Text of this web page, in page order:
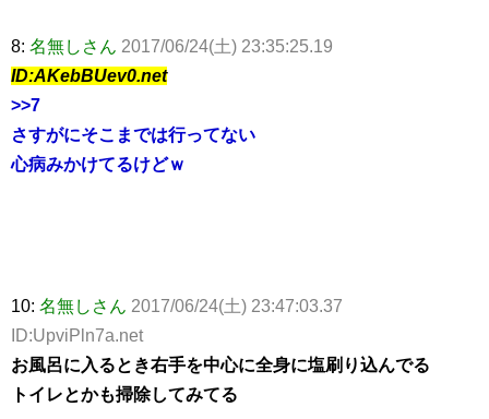
8: 名無しさん 2017/06/24(土) 23:35:25.19
ID:AKebBUev0.net
>>7
さすがにそこまでは行ってない
心病みかけてるけどｗ
10: 名無しさん 2017/06/24(土) 23:47:03.37
ID:UpviPln7a.net
お風呂に入るとき右手を中心に全身に塩刷り込んでる
トイレとかも掃除してみてる